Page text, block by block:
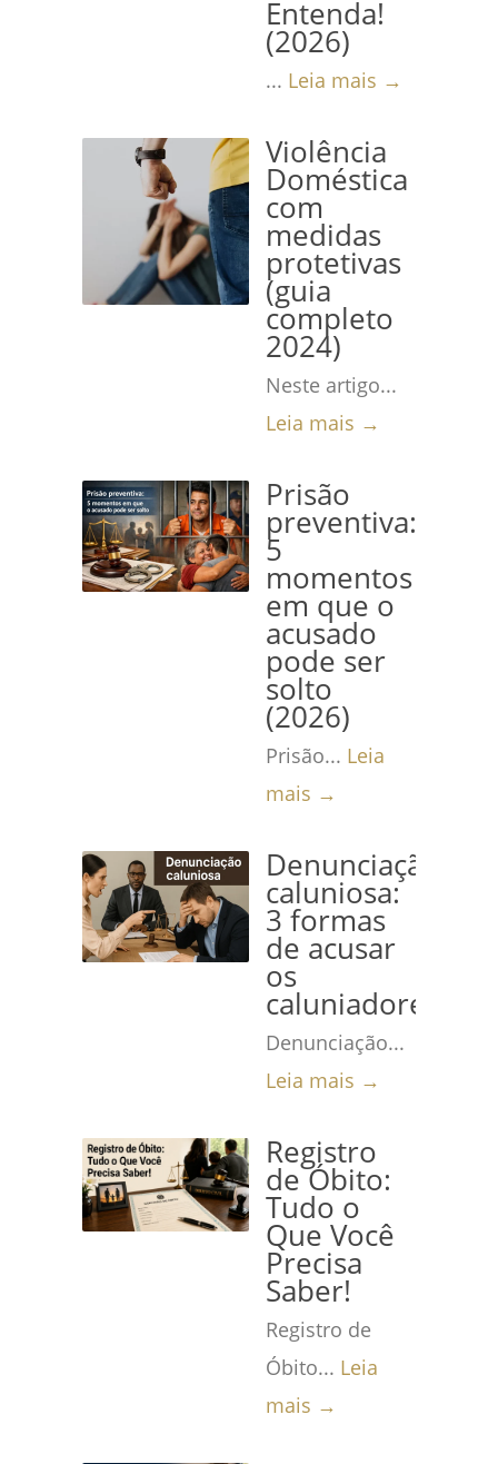
Entenda!
(2026)
... Leia mais →
Violência
Doméstica
com
medidas
protetivas
(guia
completo
2024)
Neste artigo...
Leia mais →
Prisão
preventiva:
5
momentos
em que o
acusado
pode ser
solto
(2026)
Prisão... Leia
mais →
Denunciação
caluniosa:
3 formas
de acusar
os
caluniadores
Denunciação...
Leia mais →
Registro
de Óbito:
Tudo o
Que Você
Precisa
Saber!
Registro de
Óbito... Leia
mais →